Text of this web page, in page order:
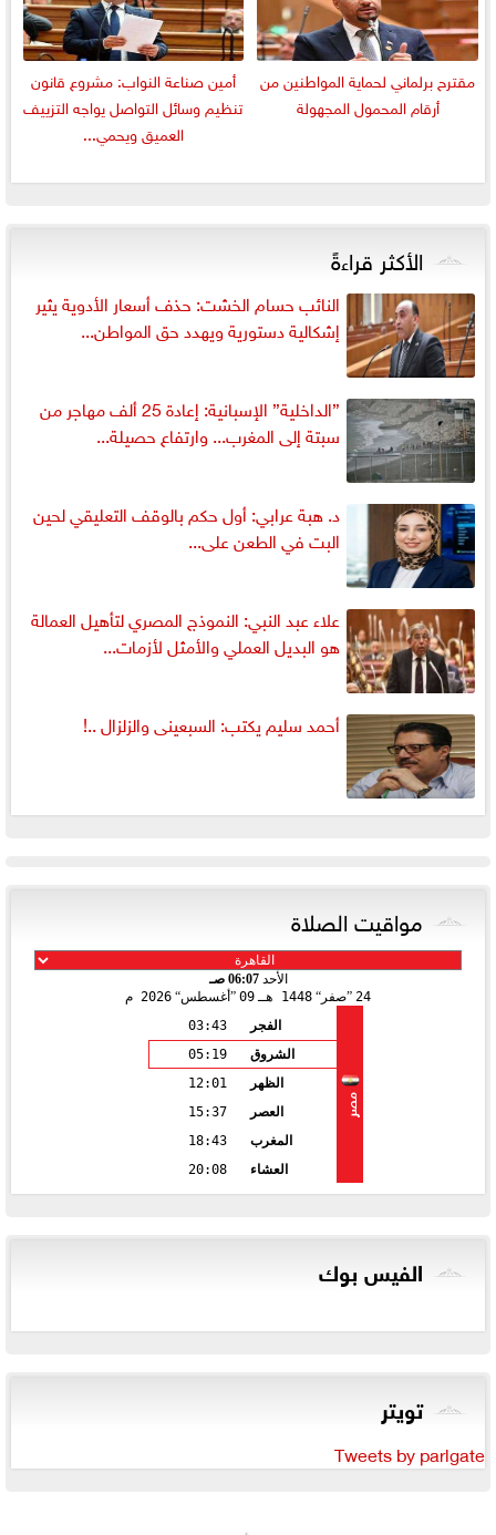
مقترح برلماني لحماية المواطنين من
أرقام المحمول المجهولة
أمين صناعة النواب: مشروع قانون
تنظيم وسائل التواصل يواجه التزييف
العميق ويحمي...
الأكثر قراءةً
النائب حسام الخشت: حذف أسعار الأدوية يثير
إشكالية دستورية ويهدد حق المواطن...
”الداخلية” الإسبانية: إعادة 25 ألف مهاجر من
سبتة إلى المغرب... وارتفاع حصيلة...
د. هبة عرابي: أول حكم بالوقف التعليقي لحين
البت في الطعن على...
علاء عبد النبي: النموذج المصري لتأهيل العمالة
هو البديل العملي والأمثل لأزمات...
أحمد سليم يكتب: السبعينى والزلزال ..!
مواقيت الصلاة
الأحد06:07 صـ
24 صفر 1448 هـ 09 أغسطس 2026 م
مصر
الفجر
03:43
الشروق
05:19
الظهر
12:01
العصر
15:37
المغرب
18:43
العشاء
20:08
الفيس بوك
تويتر
Tweets by parlgate